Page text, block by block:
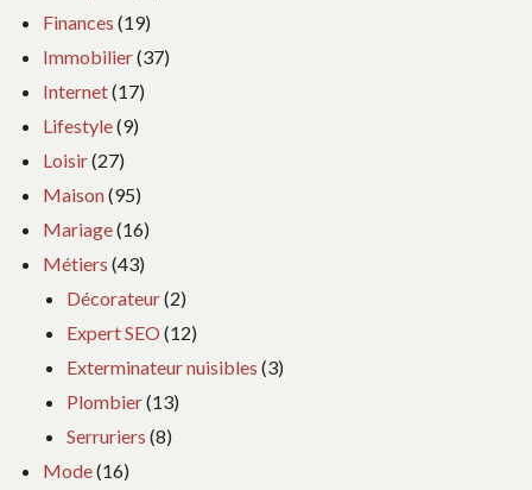
Finances (19)
Immobilier(37)
Internet(17)
Lifestyle(9)
Loisir(27)
Maison(95)
Mariage(16)
Métiers (43)
Décorateur(2)
Expert SEO (12)
Exterminateur nuisibles (3)
Plombier(13)
Serruriers (8)
Mode(16)